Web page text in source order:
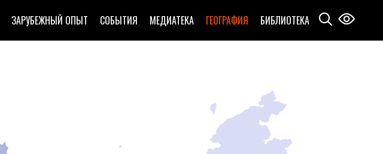
ЗАРУБЕЖНЫЙ ОПЫТ СОБЫТИЯ МЕДИАТЕКА ГЕОГРАФИЯ БИБЛИОТЕКА